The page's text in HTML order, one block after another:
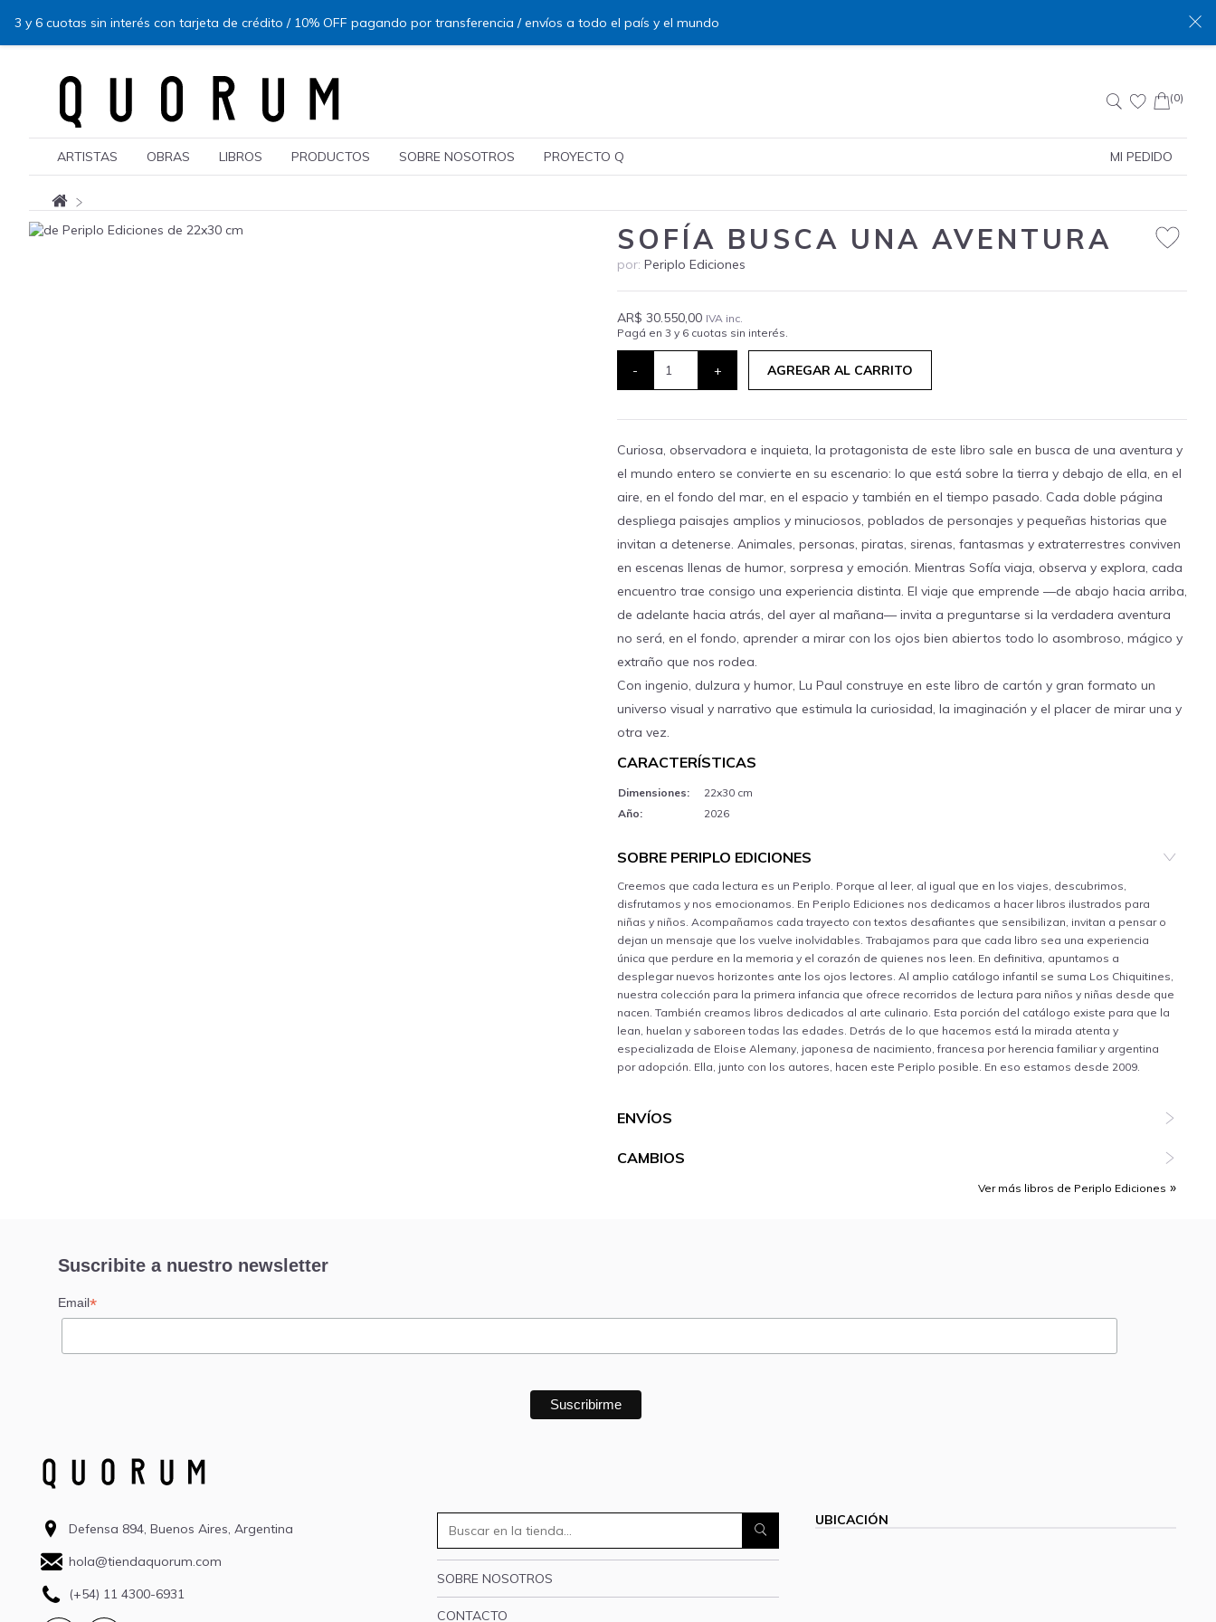
3 y 6 cuotas sin interés con tarjeta de crédito / 10% OFF pagando por transferencia / envíos a todo el país y el mundo
Buscar:
(0)
ARTISTAS OBRAS LIBROS PRODUCTOS SOBRE NOSOTROS PROYECTO Q MI PEDIDO
SOFÍA BUSCA UNA AVENTURA
por: Periplo Ediciones
AR$ 30.550,00 IVA inc.
Pagá en 3 y 6 cuotas sin interés.
- + AGREGAR AL CARRITO
Curiosa, observadora e inquieta, la protagonista de este libro sale en busca de una aventura y
el mundo entero se convierte en su escenario: lo que está sobre la tierra y debajo de ella, en el
aire, en el fondo del mar, en el espacio y también en el tiempo pasado. Cada doble página
despliega paisajes amplios y minuciosos, poblados de personajes y pequeñas historias que
invitan a detenerse. Animales, personas, piratas, sirenas, fantasmas y extraterrestres conviven
en escenas llenas de humor, sorpresa y emoción. Mientras Sofía viaja, observa y explora, cada
encuentro trae consigo una experiencia distinta. El viaje que emprende —de abajo hacia arriba,
de adelante hacia atrás, del ayer al mañana— invita a preguntarse si la verdadera aventura
no será, en el fondo, aprender a mirar con los ojos bien abiertos todo lo asombroso, mágico y
extraño que nos rodea.
Con ingenio, dulzura y humor, Lu Paul construye en este libro de cartón y gran formato un
universo visual y narrativo que estimula la curiosidad, la imaginación y el placer de mirar una y
otra vez.
CARACTERÍSTICAS
Dimensiones:
22x30 cm
Año:
2026
SOBRE PERIPLO EDICIONES
Creemos que cada lectura es un Periplo. Porque al leer, al igual que en los viajes, descubrimos,
disfrutamos y nos emocionamos. En Periplo Ediciones nos dedicamos a hacer libros ilustrados para
niñas y niños. Acompañamos cada trayecto con textos desafiantes que sensibilizan, invitan a pensar o
dejan un mensaje que los vuelve inolvidables. Trabajamos para que cada libro sea una experiencia
única que perdure en la memoria y el corazón de quienes nos leen. En definitiva, apuntamos a
desplegar nuevos horizontes ante los ojos lectores. Al amplio catálogo infantil se suma Los Chiquitines,
nuestra colección para la primera infancia que ofrece recorridos de lectura para niños y niñas desde que
nacen. También creamos libros dedicados al arte culinario. Esta porción del catálogo existe para que la
lean, huelan y saboreen todas las edades. Detrás de lo que hacemos está la mirada atenta y
especializada de Eloise Alemany, japonesa de nacimiento, francesa por herencia familiar y argentina
por adopción. Ella, junto con los autores, hacen este Periplo posible. En eso estamos desde 2009.
ENVÍOS
CAMBIOS
Ver más libros de Periplo Ediciones
Suscribite a nuestro newsletter
Email*
Defensa 894, Buenos Aires, Argentina
hola@tiendaquorum.com
(+54) 11 4300-6931
SOBRE NOSOTROS
CONTACTO
UBICACIÓN